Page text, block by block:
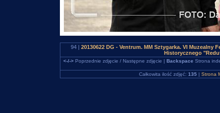
94 | 20130622 DG - Ventrum. MM Sztygarka. VI
Historycznego
<-/->Poprzednie zdjęcie / Następne zdjęcie | Backspace Strona
Całkowita ilość zdjęć: 135 | Strona